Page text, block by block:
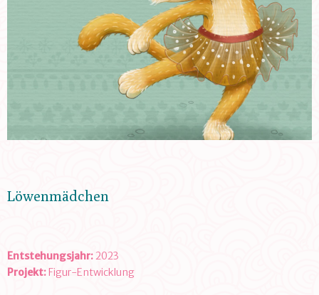
Löwenmädchen
Entstehungsjahr:2023
Projekt:Figur-Entwicklung